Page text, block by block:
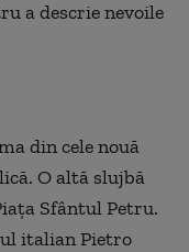
a descrie nevoile
din cele nouă
O altă slujbă
Sfântul Petru.
italian Pietro